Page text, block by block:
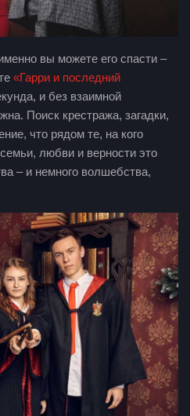
вы можете его спасти –
«Гарри и последний
и без взаимной
Поиск крестража, загадки,
что рядом те, на кого
любви и верности это
– и немного волшебства,